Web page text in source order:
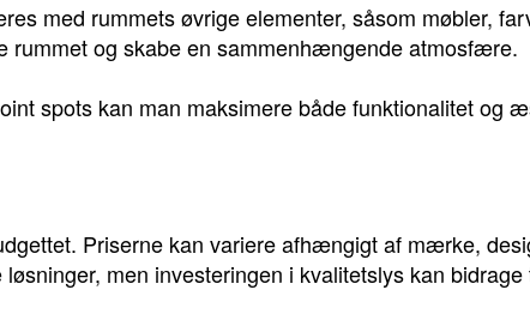
med rummets øvrige elementer, såsom møbler,
rummet og skabe en sammenhængende atmosfære.
spots kan man maksimere både funktionalitet og
Priserne kan variere afhængigt af mærke,
men investeringen i kvalitetslys kan bidrage